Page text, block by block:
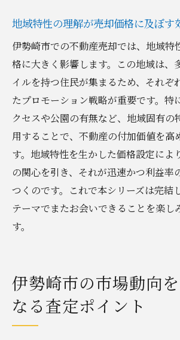
地域特性の理解が売却価格に及ぼす
伊勢崎市での不動産売却では、地域特
格に大きく影響します。この地域は、
イルを持つ住民が集まるため、それぞ
たプロモーション戦略が重要です。特
クセスや公園の有無など、地域固有の
用することで、不動産の付加価値を高
す。地域特性を生かした価格設定によ
の関心を引き、それが迅速かつ利益率
つくのです。これで本シリーズは完結
テーマでまたお会いできることを楽し
す。
伊勢崎市の市場動向
なる査定ポイント